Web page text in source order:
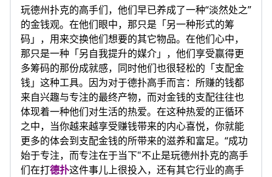
玩德州扑克的高手们，他们早已养成了一种“淡然处之”
的金钱观。在他们眼中，那只是「另一种形式的筹
码」，用来交换他们想要的其它物品。在他们心中，
那只是一种「另自我提升的媒介」，他们享受赢得更
多筹码的那份成就感，同时他们也很轻松的「支配金
钱」这种工具。因为对于德扑高手而言：所赚的钱都
来自兴趣与专注的最终产物，而对金钱的支配往往也
体现着一种他们对生活的热爱。在这种热爱的正循环
之中，当你越来越享受赚钱带来的内心喜悦，你就能
更多的体会到支配金钱的所带来的滋养和富足。“成功
始于专注，而专注在于当下"不止是玩德州扑克的高手
们在打德扑这件事儿上很投入，还有其它行业的高手